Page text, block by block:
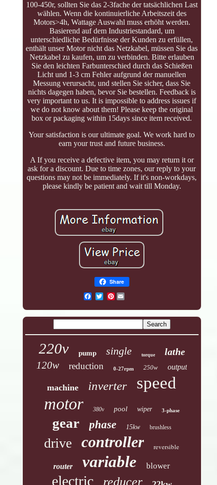
100-450r, sollten Sie das 2-3fache der tatsächlichen Last
wählen. Wenn die kontinuierliche Arbeitszeit des
Motors>4h, Wattage Auswahl muss erhöht werden.
Basierend auf dem Industriestandard, um
unterschiedliche Bedürfnisse der Kunden zu erfüllen,
enthält unser Motor nicht das Netzkabel, müssen Sie das
Netzkabel zu kaufen, um zu verbinden. Bitte erlauben
Sie den leichten Farbunterschied durch das Schießen
Licht und 1-3 cm Fehler aufgrund der manuellen
Messung verursacht, und stellen Sie sicher, dass Sie
nichts dagegen haben, bevor Sie bestellen. Feedback is
very important to us. It is impossible to address issues if
we do not know about them! Please keep the original
box or packaging within 15days since item received.
Your satisfaction is our ultimate goal. We work hard to
earn your trust and future business.
A If you receive a defective item, you may return it or
ask for a discount. Due to time zones, our reply to your
questions may not be immediately. If it's non-workdays,
please kindly be patient and wait till Monday.
Share
Pinterest
220v pump single torque lathe
120w reduction 0-27rpm 250w output
machine inverter speed
motor 380v pool wiper 3-phase
gear phase 15kw brushless
drive controller reversible
router variable blower
electric reducer